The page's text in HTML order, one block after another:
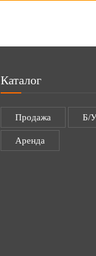
Каталог
Продажа Б/
Аренда